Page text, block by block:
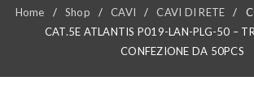
Home / Shop / CAVI / CAVI DI RETE /
CAT.5E ATLANTIS P019-LAN-PLG-50 –
CONFEZIONE DA 50PCS